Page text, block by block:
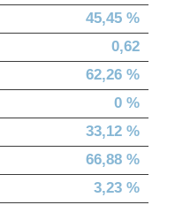
45,45 %
0,62
62,26 %
0 %
33,12 %
66,88 %
3,23 %